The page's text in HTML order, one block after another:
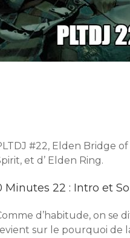
#22, Elden Bridge
et d’ Elden Ring.
Minutes 22 : Intro et
d’habitude, on se
sur le pourquoi de